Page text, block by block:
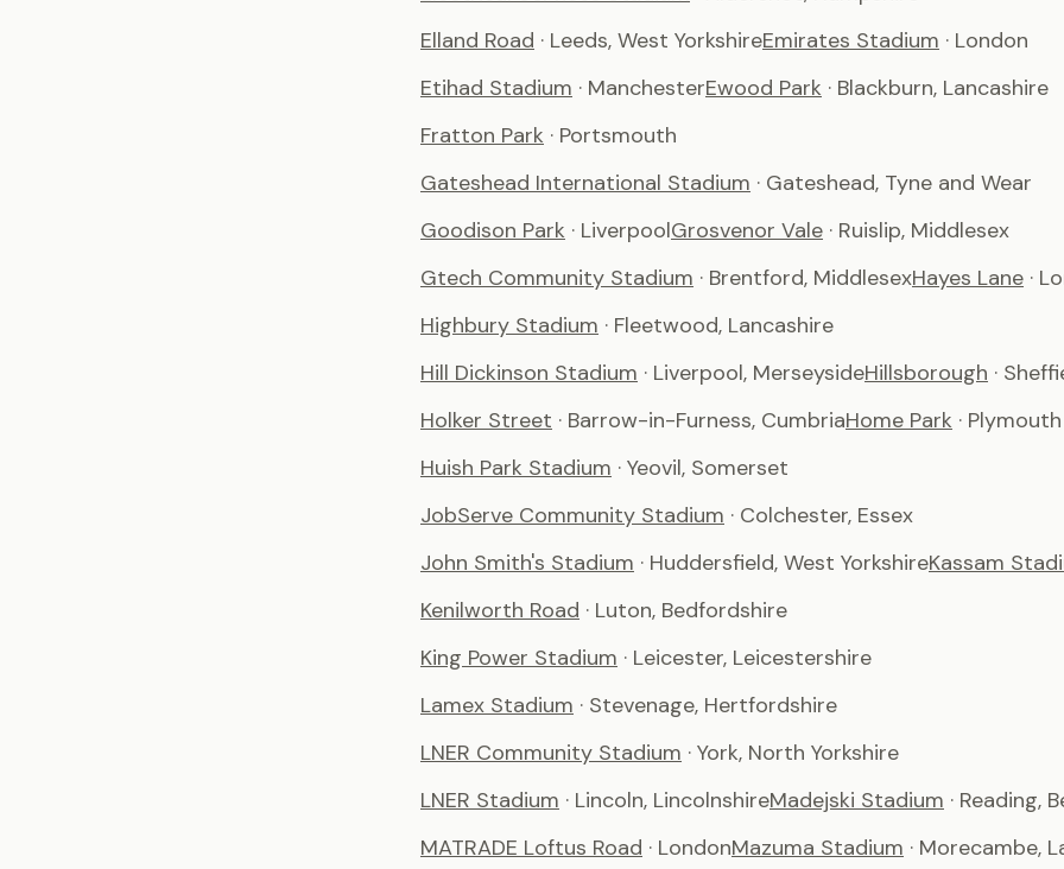
Elland Road · Leeds, West YorkshireEmirates Stadium · London
Etihad Stadium · ManchesterEwood Park · Blackburn, Lancashire
Fratton Park · Portsmouth
Gateshead International Stadium · Gateshead, Tyne and Wear
Goodison Park · LiverpoolGrosvenor Vale · Ruislip, Middlesex
Gtech Community Stadium · Brentford, MiddlesexHayes Lane ·
Highbury Stadium · Fleetwood, Lancashire
Hill Dickinson Stadium · Liverpool, MerseysideHillsborough ·
Holker Street · Barrow-in-Furness, CumbriaHome Park · Plymouth
Huish Park Stadium · Yeovil, Somerset
JobServe Community Stadium · Colchester, Essex
John Smith's Stadium · Huddersfield, West YorkshireKassam
Kenilworth Road · Luton, Bedfordshire
King Power Stadium · Leicester, Leicestershire
Lamex Stadium · Stevenage, Hertfordshire
LNER Community Stadium · York, North Yorkshire
LNER Stadium · Lincoln, LincolnshireMadejski Stadium · Reading,
MATRADE Loftus Road · LondonMazuma Stadium · Morecambe,